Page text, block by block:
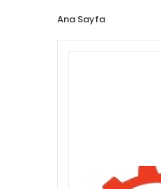
Ana Sayfa